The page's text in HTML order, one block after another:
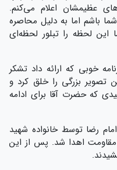
عظیمشان اعلام می‌کنم.
باشم اما به دلیل محاصره
این لحظه‌ را تبلور لحظه‌ای
خوبی که ارائه داد تشکر
تصویر بزرگی را خلق کرد و
که حضرت آقا برای ادامه
رضا توسط خانواده شهید
مقاومت اهدا شد. پس از این